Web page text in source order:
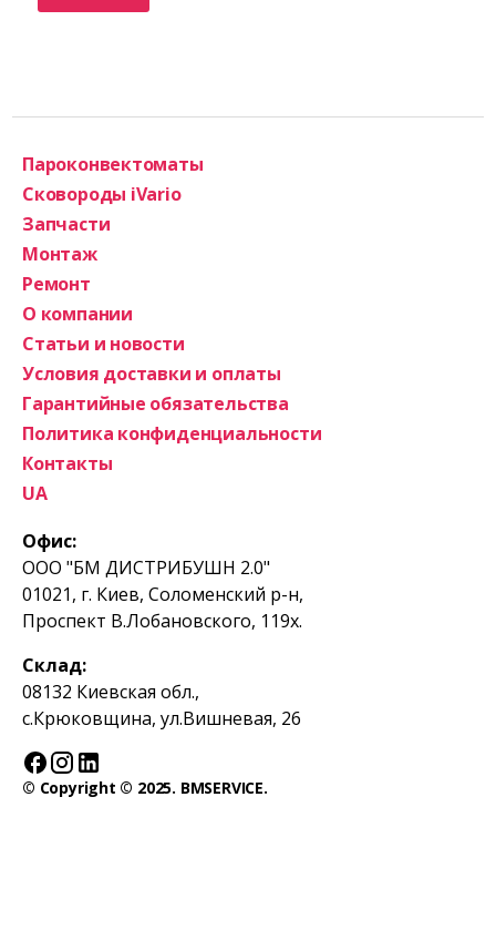
Офис:
ООО "БМ ДИСТРИБУШН 2.0"
01021, г. Киев, Соломенский р-н,
Проспект В.Лобановского, 119х.
Склад:
08132 Киевская обл.,
с.Крюковщина, ул.Вишневая, 26
Пароконвектоматы
Сковороды iVario
Запчасти
Монтаж
Ремонт
О компании
Статьи и новости
Условия доставки и оплаты
Гарантийные обязательства
Политика конфиденциальности
Контакты
UA
© Copyright © 2025. BMSERVICE.